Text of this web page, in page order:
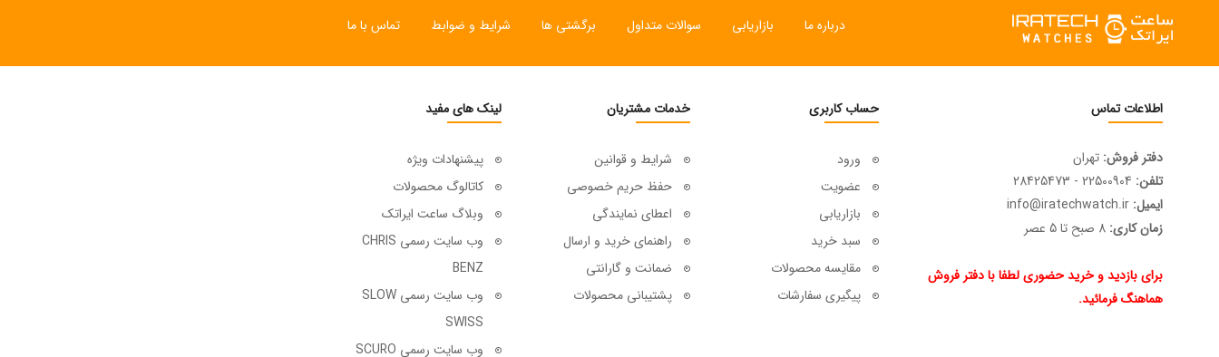
درباره ما بازاریابی سوالات متداول برگشتی ها شرایط و ضوابط تماس با ما
اطلاعات تماس
دفتر فروش: تهران
تلفن: 22500904 - 28425473
ایمیل: info@iratechwatch.ir
زمان کاری:8 صبح تا 5 عصر
برای بازدید و خرید حضوری لطفا با دفتر فروش
هماهنگ فرمائید.
حساب کاربری
ورود
عضویت
بازاریابی
سبد خرید
مقایسه محصولات
پیگیری سفارشات
خدمات مشتریان
شرایط و قوانین
حفظ حریم خصوصی
اعطای نمایندگی
راهنمای خرید و ارسال
ضمانت و گارانتی
پشتیبانی محصولات
لینک های مفید
پیشنهادات ویژه
کاتالوگ محصولات
وبلاگ ساعت ایراتک
وب سایت رسمی CHRIS
BENZ
وب سایت رسمی SLOW
SWISS
وب سایت رسمی SCURO